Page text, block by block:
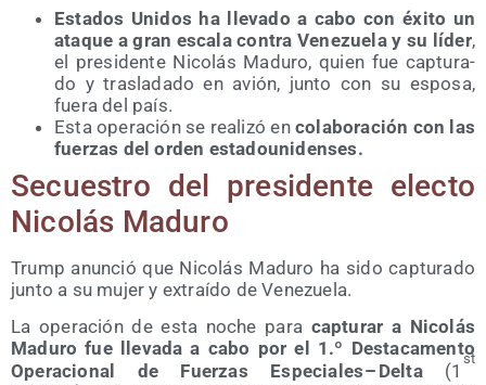
Esta­dos Uni­dos ha lle­va­do a cabo con éxi­to un
ata­que a gran esca­la con­tra Vene­zue­la y su líder,
el pre­si­den­te Nico­lás Madu­ro, quien fue cap­tu­ra­
do y tras­la­da­do en avión, jun­to con su espo­sa,
fue­ra del país.
Esta ope­ra­ción se reali­zó en cola­bo­ra­ción con las
fuer­zas del orden estadounidenses.
Secues­tro del pre­si­den­te elec­to
Nico­lás Maduro
Trump anun­ció que Nico­lás Madu­ro ha sido cap­tu­ra­do
jun­to a su mujer y extraí­do de Venezuela.
La ope­ra­ción de esta noche para cap­tu­rar a Nico­lás
Madu­ro fue lle­va­da a cabo por el 1.º Des­ta­ca­men­to
Ope­ra­cio­nal de Fuer­zas Espe­cia­les – Del­ta(1
st